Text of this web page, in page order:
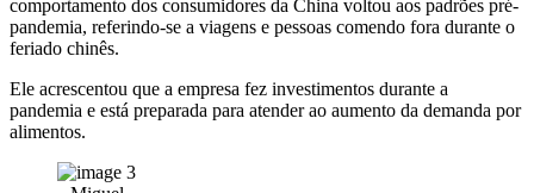
comportamento dos consumidores da China voltou aos padrões pré-
pandemia, referindo-se a viagens e pessoas comendo fora durante o
feriado chinês.
Ele acrescentou que a empresa fez investimentos durante a
pandemia e está preparada para atender ao aumento da demanda por
alimentos.